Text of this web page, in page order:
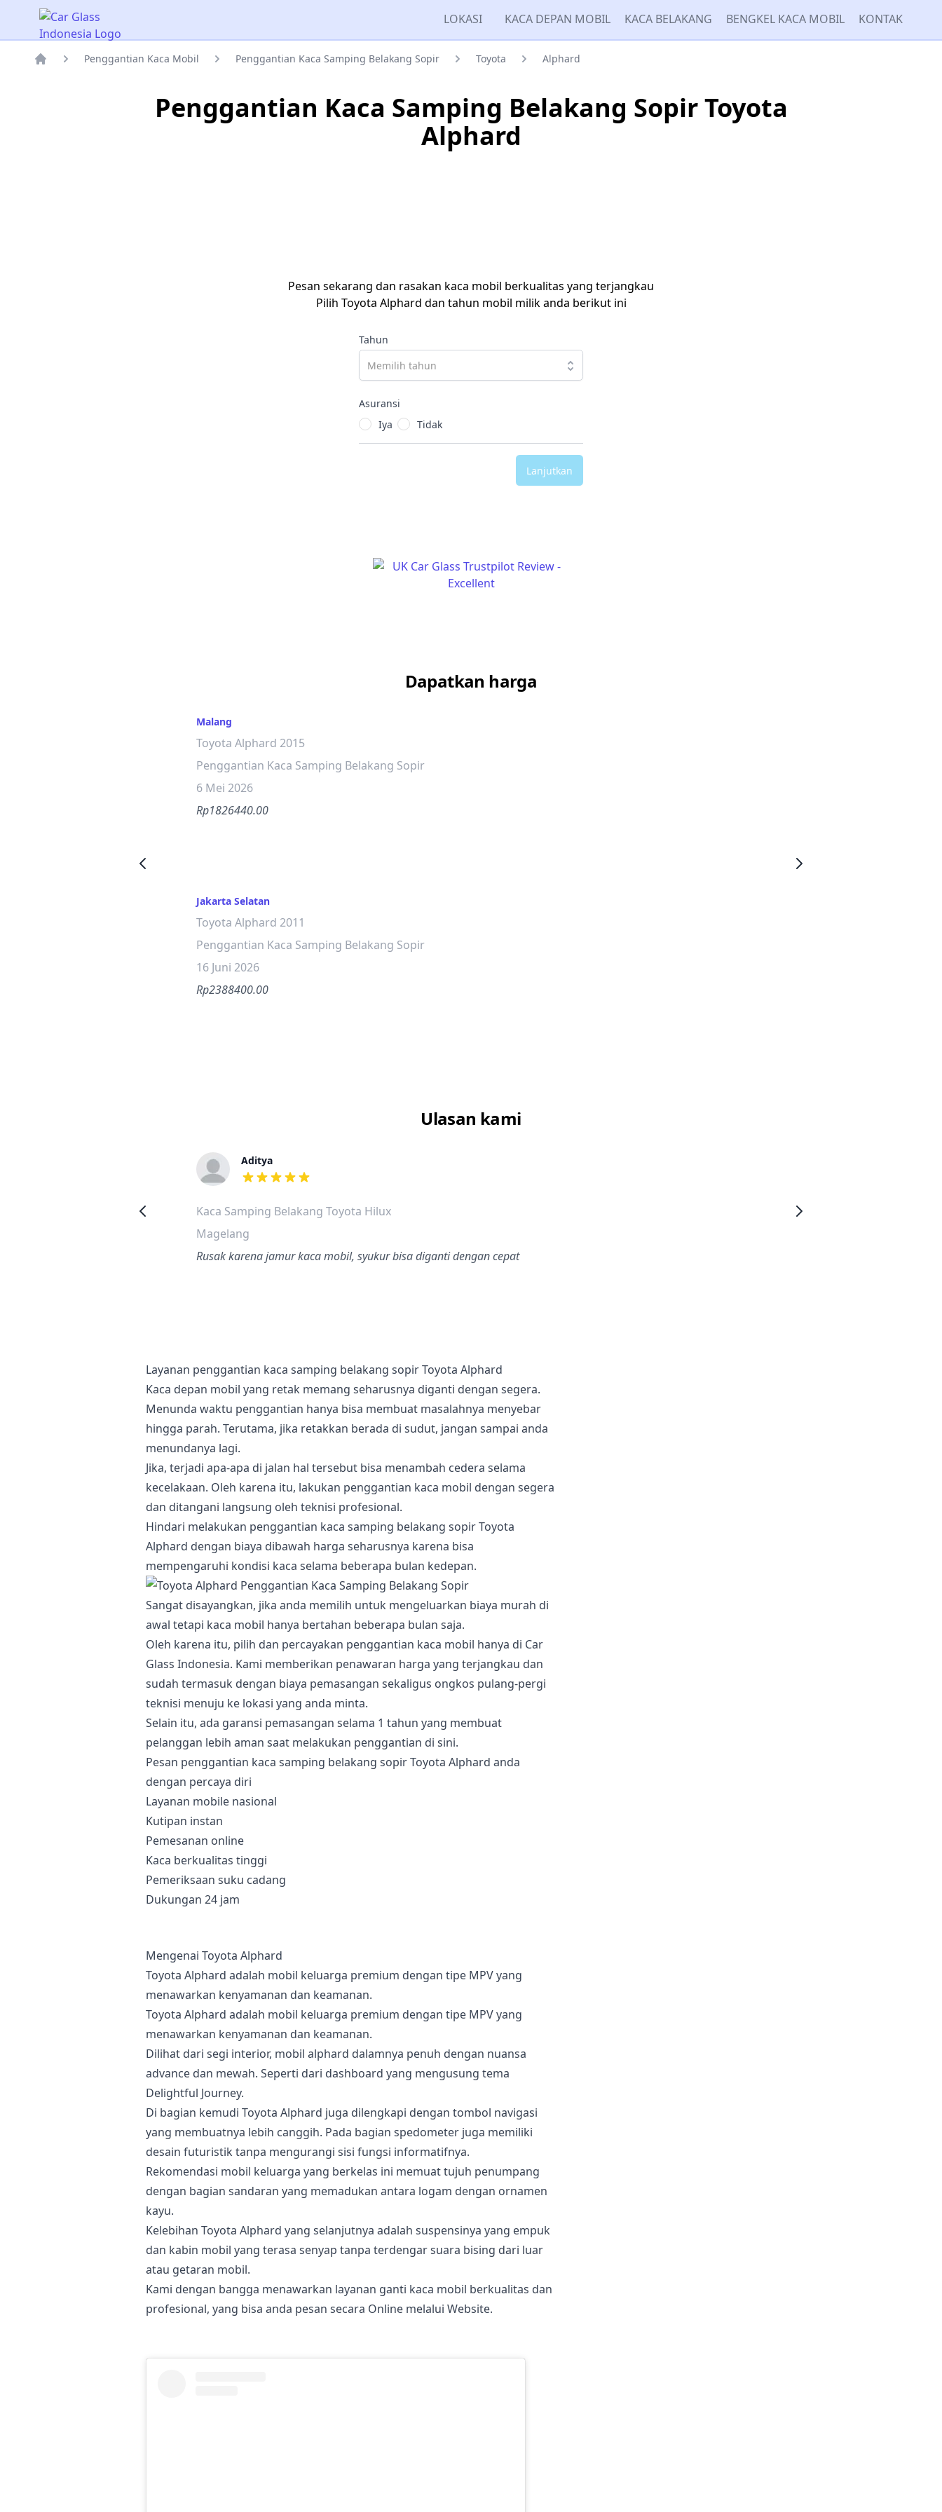
Car Glass Indonesia LOKASI KACA DEPAN MOBIL KACA BELAKANG BENGKEL KACA MOBIL KONTAK
Penggantian Kaca Mobil Penggantian Kaca Samping Belakang Sopir Toyota Alphard
Penggantian Kaca Samping Belakang Sopir Toyota
Alphard
Pesan sekarang dan rasakan kaca mobil berkualitas yang terjangkau
Pilih Toyota Alphard dan tahun mobil milik anda berikut ini
Tahun
Asuransi
Iya
Tidak
Lanjutkan
Dapatkan harga
Malang
Toyota Alphard 2015
Penggantian Kaca Samping Belakang Sopir
6 Mei 2026
Rp1826440.00
Jakarta Selatan
Toyota Alphard 2011
Penggantian Kaca Samping Belakang Sopir
16 Juni 2026
Rp2388400.00
Ulasan kami
Aditya
dari ulasan adalah bintang lima
Kaca Samping Belakang Toyota Hilux
Magelang
Rusak karena jamur kaca mobil, syukur bisa diganti dengan cepat
Layanan penggantian kaca samping belakang sopir Toyota Alphard
Kaca depan mobil yang retak memang seharusnya diganti dengan segera.
Menunda waktu penggantian hanya bisa membuat masalahnya menyebar
hingga parah. Terutama, jika retakkan berada di sudut, jangan sampai anda
menundanya lagi.
Jika, terjadi apa-apa di jalan hal tersebut bisa menambah cedera selama
kecelakaan. Oleh karena itu, lakukan penggantian kaca mobil dengan segera
dan ditangani langsung oleh teknisi profesional.
Hindari melakukan penggantian kaca samping belakang sopir Toyota
Alphard dengan biaya dibawah harga seharusnya karena bisa
mempengaruhi kondisi kaca selama beberapa bulan kedepan.
Sangat disayangkan, jika anda memilih untuk mengeluarkan biaya murah di
awal tetapi kaca mobil hanya bertahan beberapa bulan saja.
Oleh karena itu, pilih dan percayakan penggantian kaca mobil hanya di Car
Glass Indonesia. Kami memberikan penawaran harga yang terjangkau dan
sudah termasuk dengan biaya pemasangan sekaligus ongkos pulang-pergi
teknisi menuju ke lokasi yang anda minta.
Selain itu, ada garansi pemasangan selama 1 tahun yang membuat
pelanggan lebih aman saat melakukan penggantian di sini.
Pesan penggantian kaca samping belakang sopir Toyota Alphard anda
dengan percaya diri
Layanan mobile nasional
Kutipan instan
Pemesanan online
Kaca berkualitas tinggi
Pemeriksaan suku cadang
Dukungan 24 jam
Mengenai Toyota Alphard
Toyota Alphard adalah mobil keluarga premium dengan tipe MPV yang
menawarkan kenyamanan dan keamanan.
Toyota Alphard adalah mobil keluarga premium dengan tipe MPV yang
menawarkan kenyamanan dan keamanan.
Dilihat dari segi interior, mobil alphard dalamnya penuh dengan nuansa
advance dan mewah. Seperti dari dashboard yang mengusung tema
Delightful Journey.
Di bagian kemudi Toyota Alphard juga dilengkapi dengan tombol navigasi
yang membuatnya lebih canggih. Pada bagian spedometer juga memiliki
desain futuristik tanpa mengurangi sisi fungsi informatifnya.
Rekomendasi mobil keluarga yang berkelas ini memuat tujuh penumpang
dengan bagian sandaran yang memadukan antara logam dengan ornamen
kayu.
Kelebihan Toyota Alphard yang selanjutnya adalah suspensinya yang empuk
dan kabin mobil yang terasa senyap tanpa terdengar suara bising dari luar
atau getaran mobil.
Kami dengan bangga menawarkan layanan ganti kaca mobil berkualitas dan
profesional, yang bisa anda pesan secara Online melalui Website.